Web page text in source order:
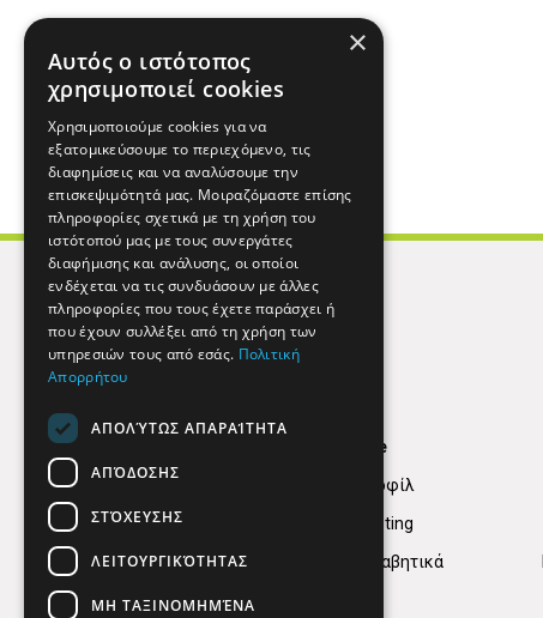
Find Here
Εταιρικό Προφίλ
Digital marketing
Κατηγορίες Αλφαβητικά
×
Αυτός ο ιστότοπος
χρησιμοποιεί cookies
Χρησιμοποιούμε cookies για να
εξατομικεύσουμε το περιεχόμενο, τις
διαφημίσεις και να αναλύσουμε την
επισκεψιμότητά μας. Μοιραζόμαστε επίσης
πληροφορίες σχετικά με τη χρήση του
ιστότοπού μας με τους συνεργάτες
διαφήμισης και ανάλυσης, οι οποίοι
ενδέχεται να τις συνδυάσουν με άλλες
πληροφορίες που τους έχετε παράσχει ή
που έχουν συλλέξει από τη χρήση των
υπηρεσιών τους από εσάς. Πολιτική
Απορρήτου
ΑΠΟΛΎΤΩΣ ΑΠΑΡΑΊΤΗΤΑ
ΑΠΌΔΟΣΗΣ
ΣΤΌΧΕΥΣΗΣ
ΛΕΙΤΟΥΡΓΙΚΌΤΗΤΑΣ
ΜΗ ΤΑΞΙΝΟΜΗΜΈΝΑ